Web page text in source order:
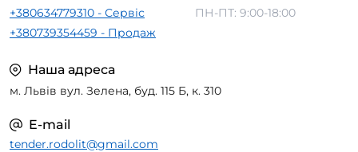
+380634779310 - Сервіс
+380739354459 - Продаж
ПН-ПТ: 9:00-18:00
Наша адреса
м. Львів вул. Зелена, буд. 115 Б, к. 310
E-mail
tender.rodolit@gmail.com